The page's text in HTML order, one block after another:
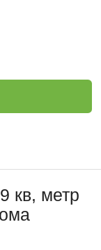
кв, метр